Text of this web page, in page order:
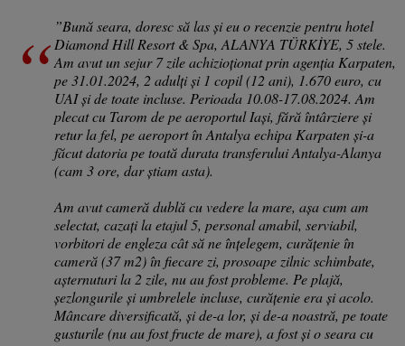
”Bună seara, doresc să las și eu o recenzie pentru hotel
Diamond Hill Resort & Spa, ALANYA TÜRKİYE, 5 stele.
Am avut un sejur 7 zile achizioționat prin agenția Karpaten,
pe 31.01.2024, 2 adulți și 1 copil (12 ani), 1.670 euro, cu
UAI și de toate incluse. Perioada 10.08-17.08.2024. Am
plecat cu Tarom de pe aeroportul Iași, fără întârziere și
retur la fel, pe aeroport în Antalya echipa Karpaten și-a
făcut datoria pe toată durata transferului Antalya-Alanya
(cam 3 ore, dar știam asta).
Am avut cameră dublă cu vedere la mare, așa cum am
selectat, cazați la etajul 5, personal amabil, serviabil,
vorbitori de engleza cât să ne înțelegem, curățenie în
cameră (37 m2) în fiecare zi, prosoape zilnic schimbate,
așternuturi la 2 zile, nu au fost probleme. Pe plajă,
șezlongurile și umbrelele incluse, curățenie era și acolo.
Mâncare diversificată, și de-a lor, și de-a noastră, pe toate
gusturile (nu au fost fructe de mare), a fost și o seara cu